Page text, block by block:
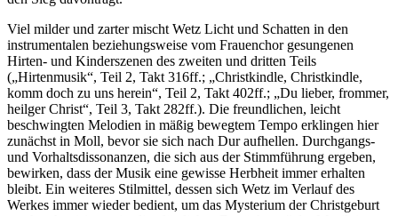
Viel milder und zarter mischt Wetz Licht und Schatten in den
instrumentalen beziehungsweise vom Frauenchor gesungenen
Hirten- und Kinderszenen des zweiten und dritten Teils
(„Hirtenmusik“, Teil 2, Takt 316ff.; „Christkindle, Christkindle,
komm doch zu uns herein“, Teil 2, Takt 402ff.; „Du lieber, frommer,
heilger Christ“, Teil 3, Takt 282ff.). Die freundlichen, leicht
beschwingten Melodien in mäßig bewegtem Tempo erklingen hier
zunächst in Moll, bevor sie sich nach Dur aufhellen. Durchgangs-
und Vorhaltsdissonanzen, die sich aus der Stimmführung ergeben,
bewirken, dass der Musik eine gewisse Herbheit immer erhalten
bleibt. Ein weiteres Stilmittel, dessen sich Wetz im Verlauf des
Werkes immer wieder bedient, um das Mysterium der Christgeburt